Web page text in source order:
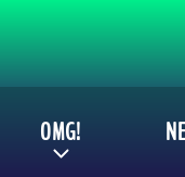
OMG!